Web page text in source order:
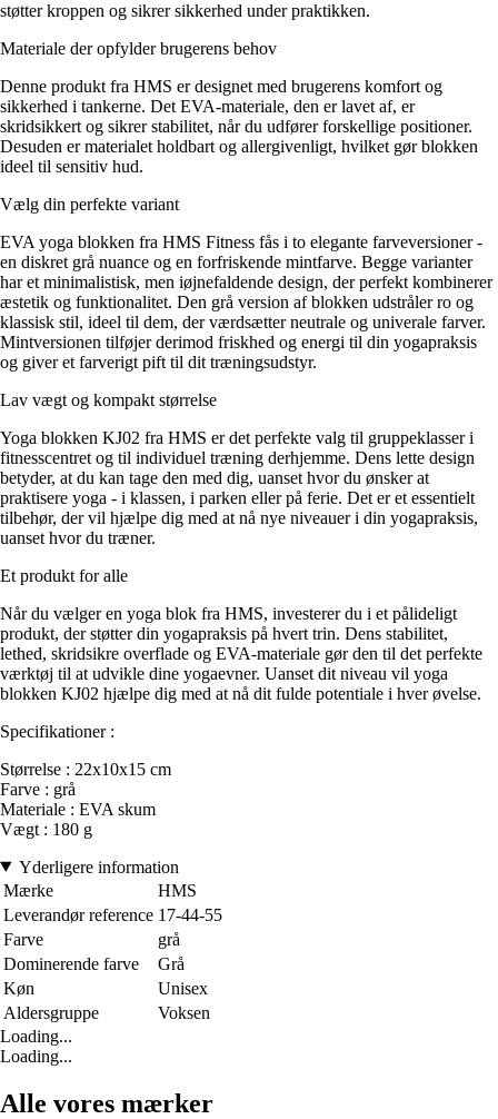
støtter kroppen og sikrer sikkerhed under praktikken.
Materiale der opfylder brugerens behov
Denne produkt fra HMS er designet med brugerens komfort og
sikkerhed i tankerne. Det EVA-materiale, den er lavet af, er
skridsikkert og sikrer stabilitet, når du udfører forskellige positioner.
Desuden er materialet holdbart og allergivenligt, hvilket gør blokken
ideel til sensitiv hud.
Vælg din perfekte variant
EVA yoga blokken fra HMS Fitness fås i to elegante farveversioner -
en diskret grå nuance og en forfriskende mintfarve. Begge varianter
har et minimalistisk, men iøjnefaldende design, der perfekt kombinerer
æstetik og funktionalitet. Den grå version af blokken udstråler ro og
klassisk stil, ideel til dem, der værdsætter neutrale og univerale farver.
Mintversionen tilføjer derimod friskhed og energi til din yogapraksis
og giver et farverigt pift til dit træningsudstyr.
Lav vægt og kompakt størrelse
Yoga blokken KJ02 fra HMS er det perfekte valg til gruppeklasser i
fitnesscentret og til individuel træning derhjemme. Dens lette design
betyder, at du kan tage den med dig, uanset hvor du ønsker at
praktisere yoga - i klassen, i parken eller på ferie. Det er et essentielt
tilbehør, der vil hjælpe dig med at nå nye niveauer i din yogapraksis,
uanset hvor du træner.
Et produkt for alle
Når du vælger en yoga blok fra HMS, investerer du i et pålideligt
produkt, der støtter din yogapraksis på hvert trin. Dens stabilitet,
lethed, skridsikre overflade og EVA-materiale gør den til det perfekte
værktøj til at udvikle dine yogaevner. Uanset dit niveau vil yoga
blokken KJ02 hjælpe dig med at nå dit fulde potentiale i hver øvelse.
Specifikationer :
Størrelse : 22x10x15 cm
Farve : grå
Materiale : EVA skum
Vægt : 180 g
Yderligere information
Mærke
HMS
Leverandør reference 17-44-55
Farve
grå
Dominerende farve
Grå
Køn
Unisex
Aldersgruppe
Voksen
Loading...
Loading...
Alle vores mærker